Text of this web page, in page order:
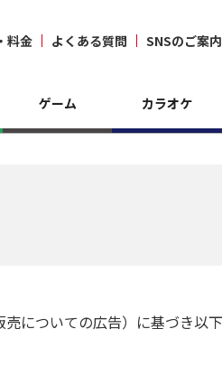
料金 よくある質問 SNSのご案内
ゲーム カラオケ
についての広告）に基づき以